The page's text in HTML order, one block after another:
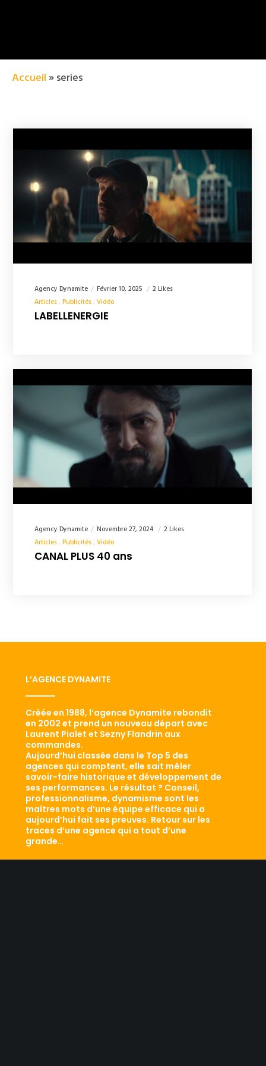
Accueil »series
Agency Dynamite Février 10, 2025
2 Likes
Articles Publicités Vidéo
LABELLENERGIE
Agency Dynamite Novembre 27, 2024
2 Likes
Articles Publicités Vidéo
CANAL PLUS 40 ans
L’AGENCE DYNAMITE
Créée en 1988, l’agence Dynamite rebondit
en 2002 et prend un nouveau départ avec
Laurent Pialet et Sezny Flandrin aux
commandes.
Aujourd’hui classée dans le Top 5 des
agences qui comptent, elle sait mêler
savoir-faire historique et développement de
ses performances. Le résultat ? Conseil,
professionnalisme, dynamisme sont les
maîtres mots d’une équipe efficace qui a
aujourd’hui fait ses preuves. Retour sur les
traces d’une agence qui a tout d’une
grande…